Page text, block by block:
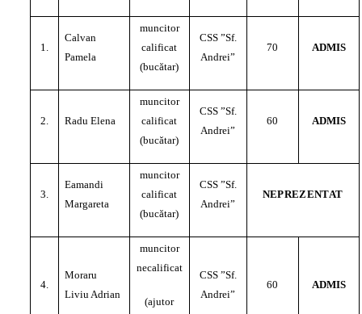
1.
Calvan
Pamela
muncitor
calificat
(bucătar)
CSS ”Sf.
Andrei”
70 ADMIS
2. Radu Elena
muncitor
calificat
(bucătar)
CSS ”Sf.
Andrei”
60 ADMIS
3.
Eamandi
Margareta
muncitor
calificat
(bucătar)
CSS ”Sf.
Andrei”
NEPREZENTAT
4.
Moraru
Liviu Adrian
muncitor
necalificat
(ajutor
CSS ”Sf.
Andrei”
60 ADMIS